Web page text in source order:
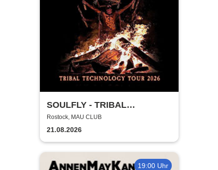
SOULFLY - TRIBAL
TECHNOLOGY TOUR 2026
Rostock, MAU CLUB
21.08.2026
19:00 Uhr